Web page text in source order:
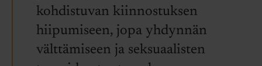
kohdistuvan kiinnostuksen
hiipumiseen, jopa yhdynnän
välttämiseen ja seksuaalisten